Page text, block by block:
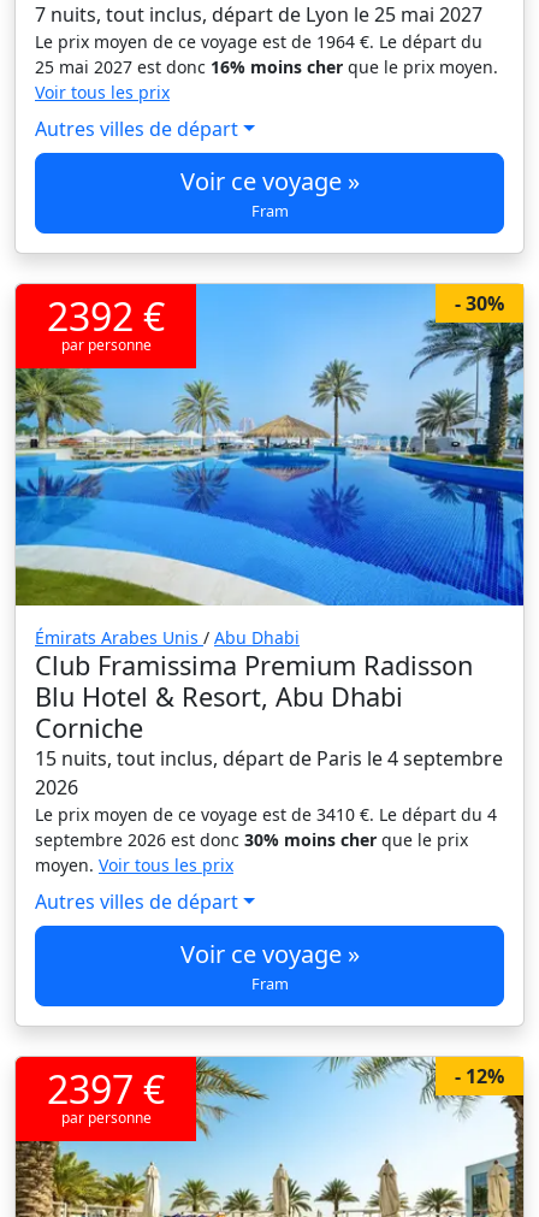
7 nuits, tout inclus, départ de Lyon le 25 mai 2027
Le prix moyen de ce voyage est de 1964 €. Le départ du
25 mai 2027 est donc 16% moins cher que le prix moyen.
Voir tous les prix
Autres villes de départ
Voir ce voyage »
Fram
- 30%
2392 €
par personne
Émirats Arabes Unis / Abu Dhabi
Club Framissima Premium Radisson
Blu Hotel & Resort, Abu Dhabi
Corniche
15 nuits, tout inclus, départ de Paris le 4 septembre
2026
Le prix moyen de ce voyage est de 3410 €. Le départ du 4
septembre 2026 est donc 30% moins cher que le prix
moyen. Voir tous les prix
Autres villes de départ
Voir ce voyage »
Fram
- 12%
2397 €
par personne